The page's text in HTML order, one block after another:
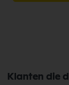
Klanten die